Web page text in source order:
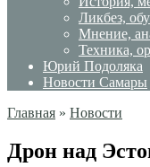
Ликбез,
Мнение,
Техника,
Юрий Подоляка
Новости Самары
Главная » Новости
Дрон над